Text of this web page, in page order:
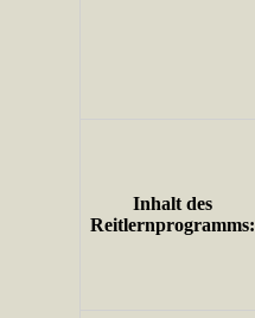
Inhalt des
Reitlernprogramms: